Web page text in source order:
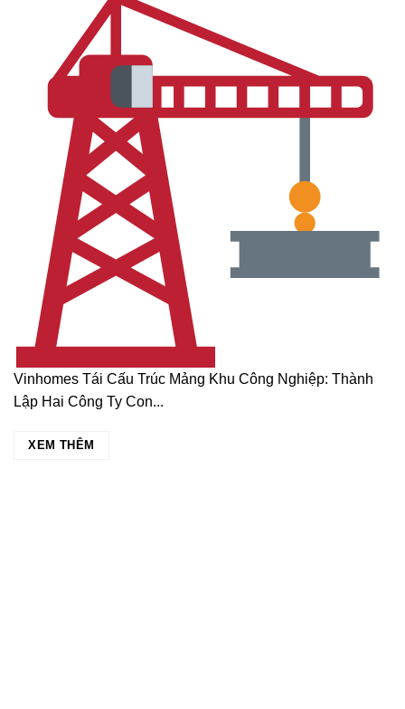
Vinhomes Tái Cấu Trúc Mảng Khu Công Nghiệp: Thành
Lập Hai Công Ty Con...
XEM THÊM